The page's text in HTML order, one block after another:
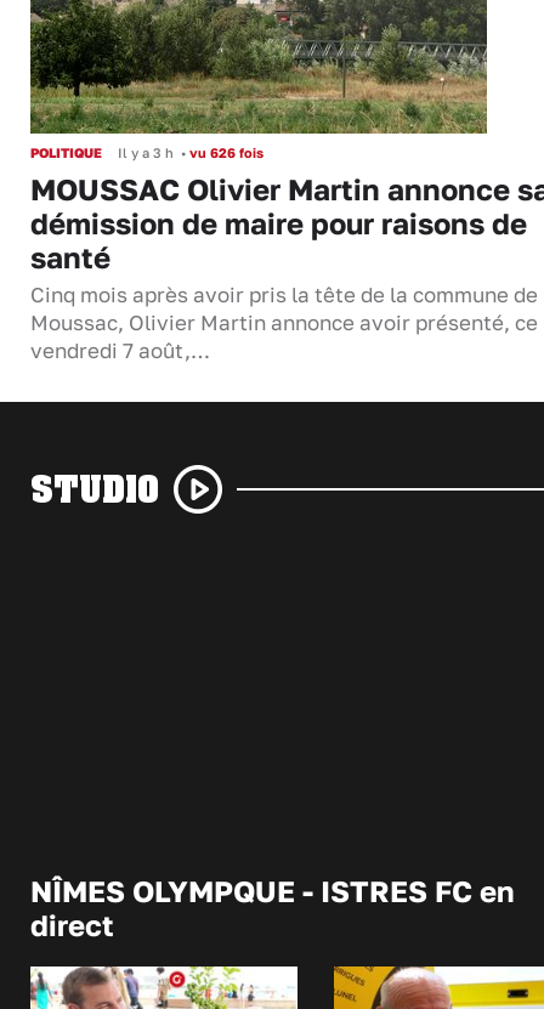
POLITIQUE Il y a 3 h • vu 626 fois
MOUSSAC Olivier Martin annonce
démission de maire pour raisons de
santé
Cinq mois après avoir pris la tête de la commune de
Moussac, Olivier Martin annonce avoir présenté, ce
vendredi 7 août,…
STUDIO
NÎMES OLYMPQUE - ISTRES FC en
direct